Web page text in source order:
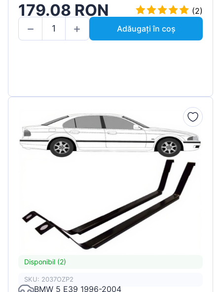
179.08 RON
(2)
Adăugați în coș
Disponibil (2)
SKU: 2037OZP2
BMW 5 E39 1996-2004